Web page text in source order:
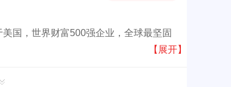
国，世界财富500强企业，全球最坚固
【展开】